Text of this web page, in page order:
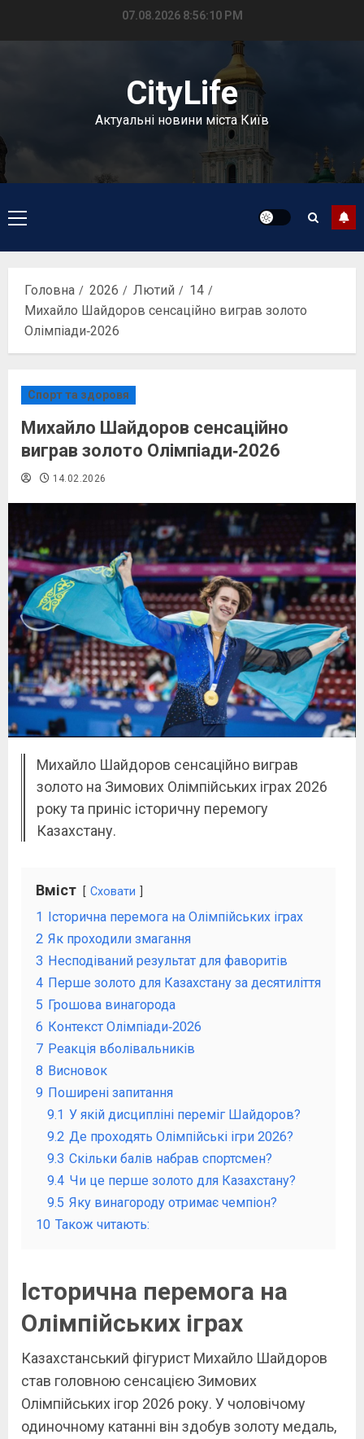
07.08.2026 8:56:11 PM
CityLife
Актуальні новини міста Київ
Головне
меню
Головна 2026 Лютий
14
Михайло Шайдоров сенсаційно виграв золото
Олімпіади‑2026
Спорт та здоровя
Михайло Шайдоров сенсаційно
виграв золото Олімпіади‑2026
14.02.2026
Михайло Шайдоров сенсаційно виграв
золото на Зимових Олімпійських іграх 2026
року та приніс історичну перемогу
Казахстану.
Вміст Сховати
1 Історична перемога на Олімпійських іграх
2 Як проходили змагання
3 Несподіваний результат для фаворитів
4 Перше золото для Казахстану за десятиліття
5 Грошова винагорода
6 Контекст Олімпіади‑2026
7 Реакція вболівальників
8 Висновок
9 Поширені запитання
9.1 У якій дисципліні переміг Шайдоров?
9.2 Де проходять Олімпійські ігри 2026?
9.3 Скільки балів набрав спортсмен?
9.4 Чи це перше золото для Казахстану?
9.5 Яку винагороду отримає чемпіон?
10 Також читають:
Історична перемога на
Олімпійських іграх
Казахстанський фігурист Михайло Шайдоров
став головною сенсацією Зимових
Олімпійських ігор 2026 року. У чоловічому
одиночному катанні він здобув золоту медаль,